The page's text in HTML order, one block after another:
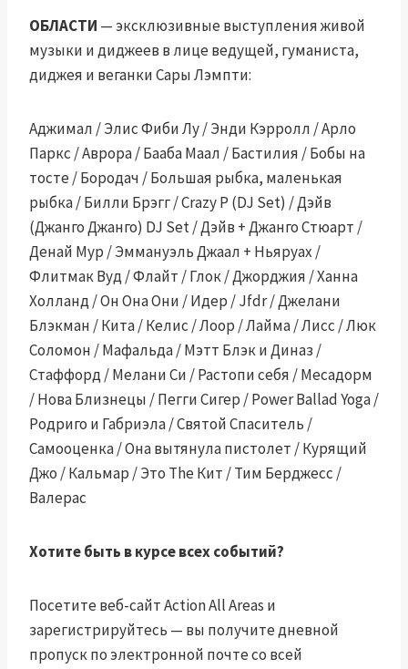
ОБЛАСТИ — эксклюзивные выступления живой
музыки и диджеев в лице ведущей, гуманиста,
диджея и веганки Сары Лэмпти:
Аджимал / Элис Фиби Лу / Энди Кэрролл / Арло
Паркс / Аврора / Бааба Маал / Бастилия / Бобы на
тосте / Бородач / Большая рыбка, маленькая
рыбка / Билли Брэгг / Crazy P (DJ Set) / Дэйв
(Джанго Джанго) DJ Set / Дэйв + Джанго Стюарт /
Денай Мур / Эммануэль Джаал + Ньяруах /
Флитмак Вуд / Флайт / Глок / Джорджия / Ханна
Холланд / Он Она Они / Идер / Jfdr / Джелани
Блэкман / Кита / Келис / Лоор / Лайма / Лисс / Люк
Соломон / Мафальда / Мэтт Блэк и Диназ /
Стаффорд / Мелани Си / Растопи себя / Месадорм
/ Нова Близнецы / Пегги Сигер / Power Ballad Yoga /
Родриго и Габриэла / Святой Спаситель /
Самооценка / Она вытянула пистолет / Курящий
Джо / Кальмар / Это The Кит / Тим Берджесс /
Валерас
Хотите быть в курсе всех событий?
Посетите веб-сайт Action All Areas и
зарегистрируйтесь — вы получите дневной
пропуск по электронной почте со всей